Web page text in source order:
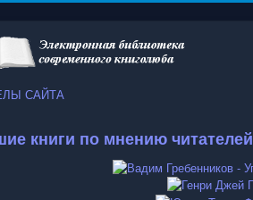
САЙТА
книги по мнению читателей